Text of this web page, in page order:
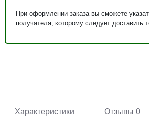
При оформлении заказа вы сможете
получателя, которому следует доставить
Характеристики Отзывы 0